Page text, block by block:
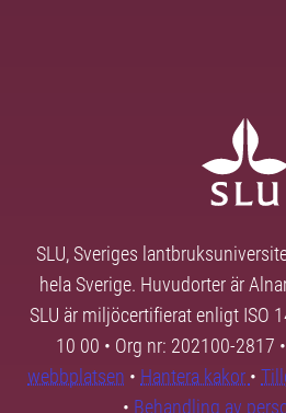
SLU, Sveriges
hela Sverige. Huvudorter är
SLU är miljöcertifierat enligt ISO
10 00 • Org nr: 202100-2817 •
webbplatsen • Hantera kakor •
• Behandling av